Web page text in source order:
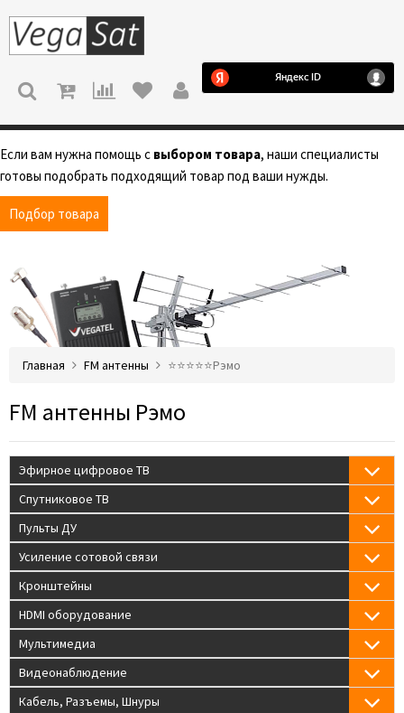
МЕНЮ
Если вам нужна помощь с выбором товара, наши специалисты
готовы подобрать подходящий товар под ваши нужды.
Подбор товара
Главная FM антенны ⭐️⭐️⭐️⭐️⭐️Рэмо
FM антенны Рэмо
Эфирное цифровое ТВ
Спутниковое ТВ
Пульты ДУ
Усиление сотовой связи
Кронштейны
HDMI оборудование
Мультимедиа
Видеонаблюдение
Кабель, Разъемы, Шнуры